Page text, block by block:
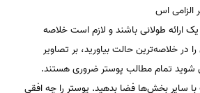
الزامی اس
یک ارائه طولانی باشند و لازم است خلاصه
در خلاصه‌ترین حالت بیاورید، بر تصاویر
شوید تمام مطالب پوستر ضروری هستند.
سایر بخش‌ها فضا بدهید. پوستر را چه افقی